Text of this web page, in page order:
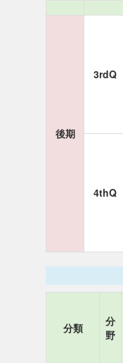
後期
3rdQ
4thQ
分類
分
野